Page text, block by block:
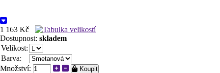
1 163 Kč
Dostupnost: skladem
Velikost:
Barva:
Množství:
Koupit